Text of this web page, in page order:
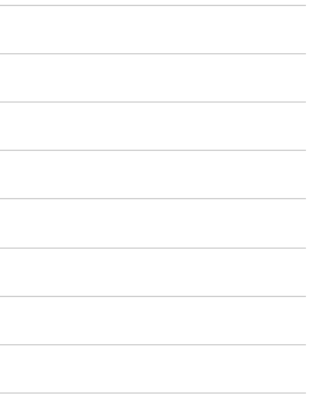
キャッツアイを使う優先度
Lv30まで上げておけば十分かと思い
り始めたらグランドアビス用に育成
思います。
被ったときはプラス値？そ